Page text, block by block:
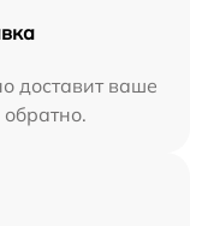
доставит ваше